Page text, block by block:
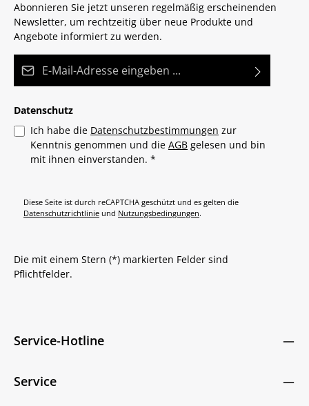
Abonnieren Sie jetzt unseren regelmäßig erscheinenden
Newsletter, um rechtzeitig über neue Produkte und
Angebote informiert zu werden.
Datenschutz
Ich habe die Datenschutzbestimmungen zur
Kenntnis genommen und die AGB gelesen und bin
mit ihnen einverstanden. *
Diese Seite ist durch reCAPTCHA geschützt und es gelten die
Datenschutzrichtlinie und Nutzungsbedingungen.
Die mit einem Stern (*) markierten Felder sind
Pflichtfelder.
Service-Hotline
Service